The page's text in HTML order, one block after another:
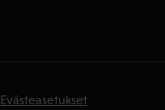
Evästeasetukset